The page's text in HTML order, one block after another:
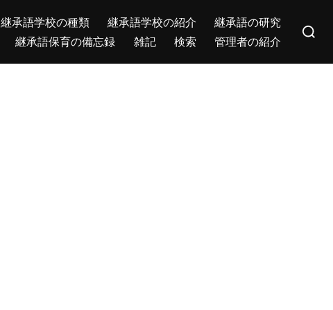
継承語学校の種類 継承語学校の紹介
継承語の研究
継承語保育の備忘録 雑記 検索 管理者の紹介
for: